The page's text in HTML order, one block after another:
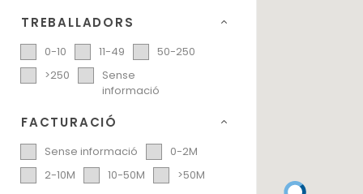
TREBALLADORS
0-10 11-49
50-250
>250
Sense
informació
FACTURACIÓ
Sense informació
0-2M
2-10M
10-50M >50M